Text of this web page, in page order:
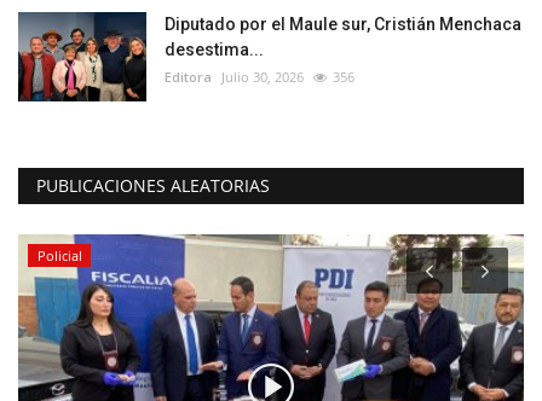
Diputado por el Maule sur, Cristián Menchaca
desestima...
Editora Julio 30, 2026 356
PUBLICACIONES ALEATORIAS
Policial